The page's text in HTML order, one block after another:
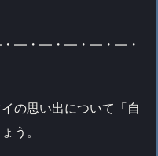
―・―・―・―・―・
の思い出について「自
う。